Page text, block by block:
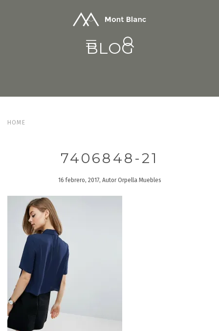
BLOG
HOME
7406848-21
16 febrero, 2017, Autor Orpella Muebles